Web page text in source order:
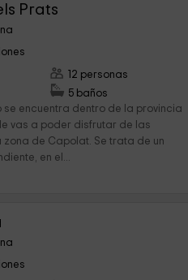
Prats
12 personas
5 baños
se encuentra dentro de la provincia
vas a poder disfrutar de las
zona de Capolat. Se trata de un
en el...